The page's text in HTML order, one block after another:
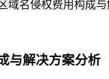
域名侵权费用构成
与解决方案分析